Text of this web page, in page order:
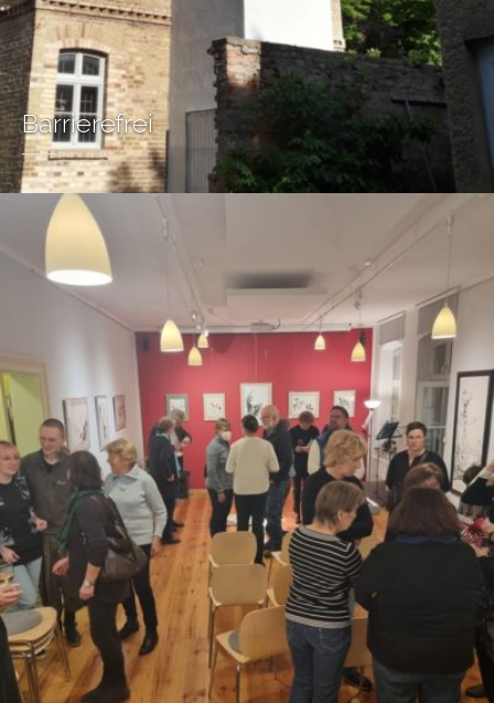
Barrierefrei